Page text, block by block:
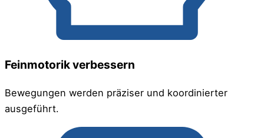
Feinmotorik verbessern
Bewegungen werden präziser und koordinierter
ausgeführt.